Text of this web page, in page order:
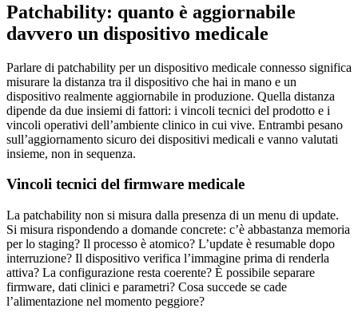
Patchability: quanto è aggiornabile
davvero un dispositivo medicale
Parlare di patchability per un dispositivo medicale connesso significa
misurare la distanza tra il dispositivo che hai in mano e un
dispositivo realmente aggiornabile in produzione. Quella distanza
dipende da due insiemi di fattori: i vincoli tecnici del prodotto e i
vincoli operativi dell’ambiente clinico in cui vive. Entrambi pesano
sull’aggiornamento sicuro dei dispositivi medicali e vanno valutati
insieme, non in sequenza.
Vincoli tecnici del firmware medicale
La patchability non si misura dalla presenza di un menu di update.
Si misura rispondendo a domande concrete: c’è abbastanza memoria
per lo staging? Il processo è atomico? L’update è resumable dopo
interruzione? Il dispositivo verifica l’immagine prima di renderla
attiva? La configurazione resta coerente? È possibile separare
firmware, dati clinici e parametri? Cosa succede se cade
l’alimentazione nel momento peggiore?